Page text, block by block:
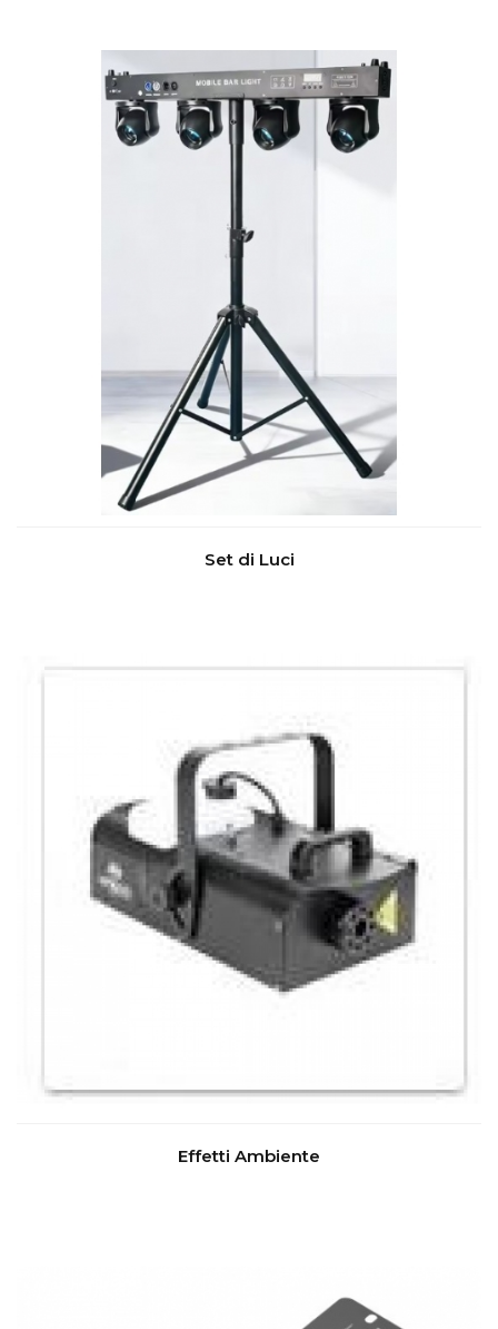
Set di Luci
Effetti Ambiente